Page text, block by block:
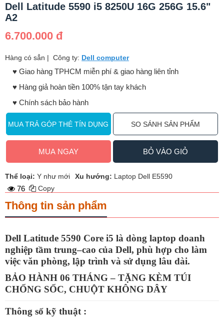
Dell Latitude 5590 i5 8250U 16G 256G 15.6"
A2
6.700.000 đ
Hàng có sẳn | Công ty: Dell computer
♥️ Giao hàng TPHCM miễn phí & giao hàng liên tỉnh
♥️ Hàng giả hoàn tiền 100% tận tay khách
♥️ Chính sách bảo hành
MUA TRẢ GÓP THẺ TÍN DỤNG SO SÁNH SẢN PHẨM
MUA NGAY BỎ VÀO GIỎ
Thể loại: Y như mới Xu hướng: Laptop Dell E5590
76 Copy
Thông tin sản phẩm
Dell Latitude 5590 Core i5 là dòng laptop doanh
nghiệp tầm trung–cao của Dell, phù hợp cho làm
việc văn phòng, lập trình và sử dụng lâu dài.
BẢO HÀNH 06 THÁNG – TẶNG KÈM TÚI
CHỐNG SỐC, CHUỘT KHÔNG DÂY
Thông số kỹ thuật :